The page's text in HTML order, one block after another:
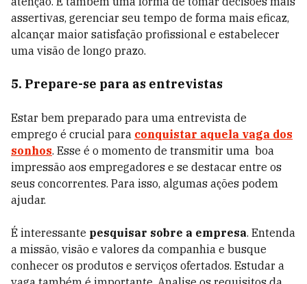
assertivas, gerenciar seu tempo de forma mais eficaz,
alcançar maior satisfação profissional e estabelecer
uma visão de longo prazo.
5. Prepare-se para as entrevistas
Estar bem preparado para uma entrevista de
emprego é crucial para conquistar aquela vaga dos
sonhos. Esse é o momento de transmitir uma boa
impressão aos empregadores e se destacar entre os
seus concorrentes. Para isso, algumas ações podem
ajudar.
É interessante pesquisar sobre a empresa. Entenda
a missão, visão e valores da companhia e busque
conhecer os produtos e serviços ofertados. Estudar a